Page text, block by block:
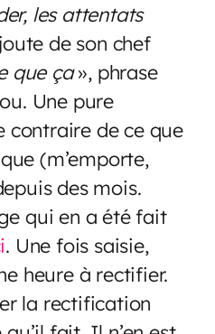
les attentats
de son chef
que ça», phrase
Une pure
contraire de ce que
(m’emporte,
des mois.
qui en a été fait
. Une fois saisie,
heure à rectifier.
la rectification